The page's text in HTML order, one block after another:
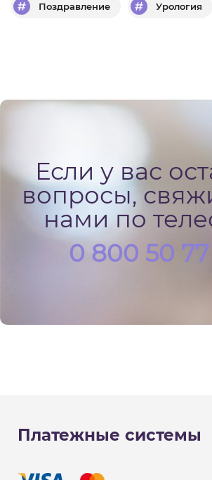
Поздравление Урология
Если у вас
вопросы,
нами по
0 800 50
Платежные системы